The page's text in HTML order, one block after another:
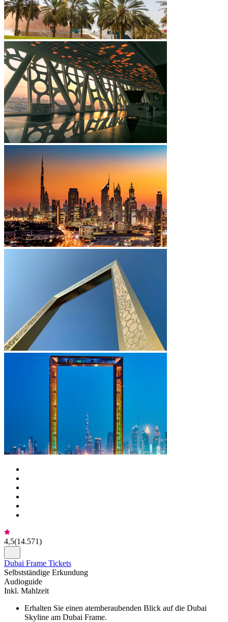
4,5(14.571)
Dubai Frame Tickets
Selbstständige Erkundung
Audioguide
Inkl. Mahlzeit
Erhalten Sie einen atemberaubenden Blick auf die Dubai
Skyline am Dubai Frame.